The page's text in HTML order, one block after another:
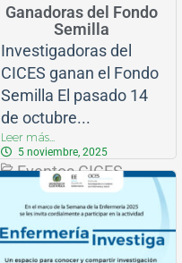
Ganadoras del Fondo
Semilla
Investigadoras del
CICES ganan el Fondo
Semilla El pasado 14
de octubre...
Leer más...
5 noviembre, 2025
Eventos CICES